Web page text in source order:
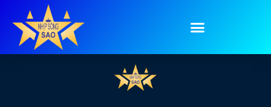
Tag:Đảo Tự do